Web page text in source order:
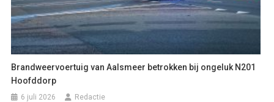
Brandweervoertuig van Aalsmeer betrokken bij ongeluk N201
Hoofddorp
6 juli 2026 Redactie